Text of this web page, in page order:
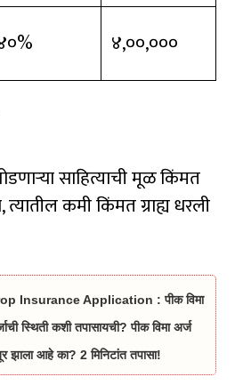
४,००,०००
साहित्याची मूळ किंमत
त्यातील कमी किंमत ग्राह्य धरली
Insurance Application : पीक विमा
स्थिती कशी तपासायची? पीक विमा अर्ज
झाला आहे का? 2 मिनिटांत तपासा!